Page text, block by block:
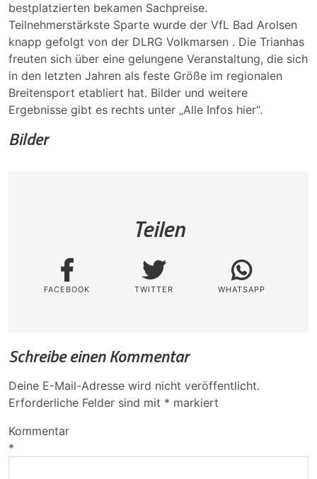
bestplatzierten bekamen Sachpreise.
Teilnehmerstärkste Sparte wurde der VfL Bad Arolsen
knapp gefolgt von der DLRG Volkmarsen . Die Trianhas
freuten sich über eine gelungene Veranstaltung, die sich
in den letzten Jahren als feste Größe im regionalen
Breitensport etabliert hat. Bilder und weitere
Ergebnisse gibt es rechts unter „Alle Infos hier“.
Bilder
Teilen
FACEBOOK TWITTER WHATSAPP
Schreibe einen Kommentar
Deine E-Mail-Adresse wird nicht veröffentlicht.
Erforderliche Felder sind mit * markiert
Kommentar
*